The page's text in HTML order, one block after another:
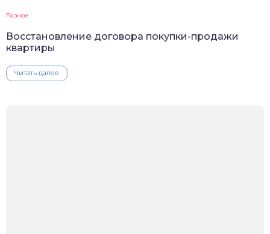
Разное
Восстановление договора покупки-продажи
квартиры
Читать далее